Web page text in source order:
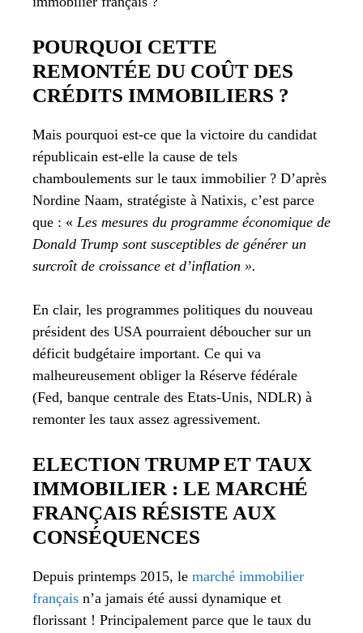
POURQUOI CETTE
REMONTÉE DU COÛT DES
CRÉDITS IMMOBILIERS ?
Mais pourquoi est-ce que la victoire du candidat
républicain est-elle la cause de tels
chamboulements sur le taux immobilier ? D’après
Nordine Naam, stratégiste à Natixis, c’est parce
que : « Les mesures du programme économique de
Donald Trump sont susceptibles de générer un
surcroît de croissance et d’inflation ».
En clair, les programmes politiques du nouveau
président des USA pourraient déboucher sur un
déficit budgétaire important. Ce qui va
malheureusement obliger la Réserve fédérale
(Fed, banque centrale des Etats-Unis, NDLR) à
remonter les taux assez agressivement.
ELECTION TRUMP ET TAUX
IMMOBILIER : LE MARCHÉ
FRANÇAIS RÉSISTE AUX
CONSÉQUENCES
Depuis printemps 2015, le marché immobilier
français n’a jamais été aussi dynamique et
florissant ! Principalement parce que le taux du